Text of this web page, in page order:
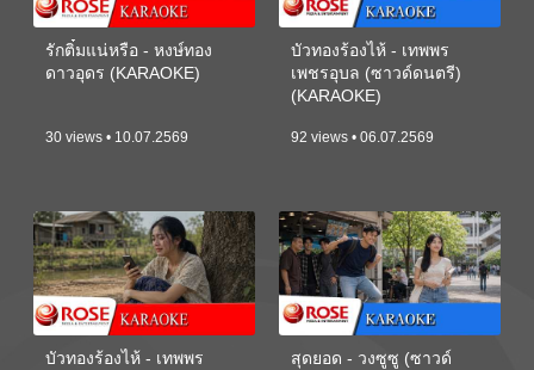
รักติ๋มแน่หรือ - หงษ์ทอง
ดาวอุดร (KARAOKE)
30 views • 10.07.2569
บัวทองร้องไห้ - เทพพร
เพชรอุบล (ซาวด์ดนตรี)
(KARAOKE)
92 views • 06.07.2569
บัวทองร้องไห้ - เทพพร
สุดยอด - วงซูซู (ซาวด์